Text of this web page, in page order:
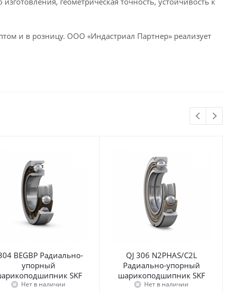
и в розницу. ООО «Индастриал Партнер» реализует
BEGBP Радиально-
упорный
SKF
Нет в наличии
QJ 306 N2PHAS/C2L
Радиально-упорный
шарикоподшипник SKF
Нет в наличии